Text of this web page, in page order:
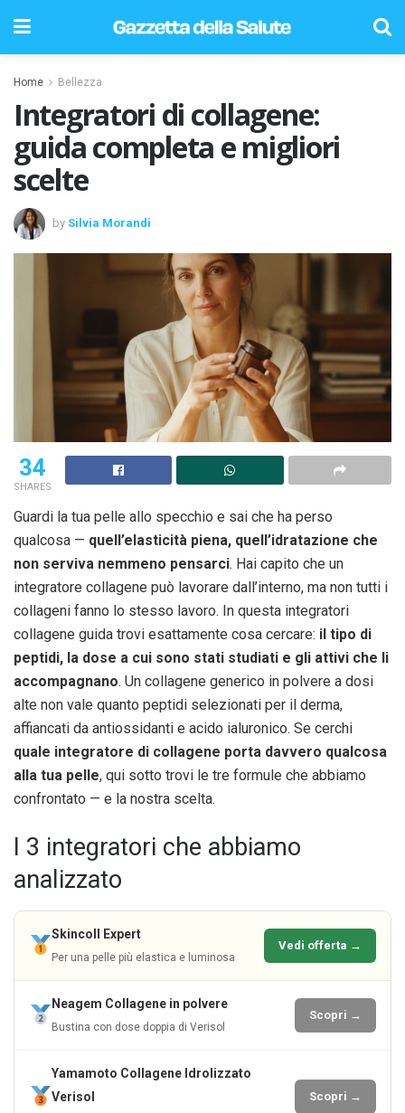
Home Bellezza
Integratori di collagene:
guida completa e migliori
scelte
by Silvia Morandi
34
SHARES
Guardi la tua pelle allo specchio e sai che ha perso
qualcosa — quell’elasticità piena, quell’idratazione che
non serviva nemmeno pensarci. Hai capito che un
integratore collagene può lavorare dall’interno, ma non tutti i
collageni fanno lo stesso lavoro. In questa integratori
collagene guida trovi esattamente cosa cercare: il tipo di
peptidi, la dose a cui sono stati studiati e gli attivi che li
accompagnano. Un collagene generico in polvere a dosi
alte non vale quanto peptidi selezionati per il derma,
affiancati da antiossidanti e acido ialuronico. Se cerchi
quale integratore di collagene porta davvero qualcosa
alla tua pelle, qui sotto trovi le tre formule che abbiamo
confrontato — e la nostra scelta.
I 3 integratori che abbiamo
analizzato
Skincoll Expert
Per una pelle più elastica e luminosa
Vedi offerta →
Neagem Collagene in polvere
Bustina con dose doppia di Verisol
Scopri →
Yamamoto Collagene Idrolizzato
Verisol
Scopri →